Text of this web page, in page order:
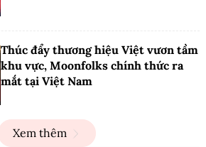
Thúc đẩy thương hiệu Việt vươn tầm
khu vực, Moonfolks chính thức ra
mắt tại Việt Nam
Xem thêm